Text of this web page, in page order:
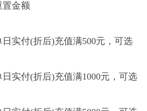
置金额
实付(折后)充值满500元，可选
实付(折后)充值满1000元，可选